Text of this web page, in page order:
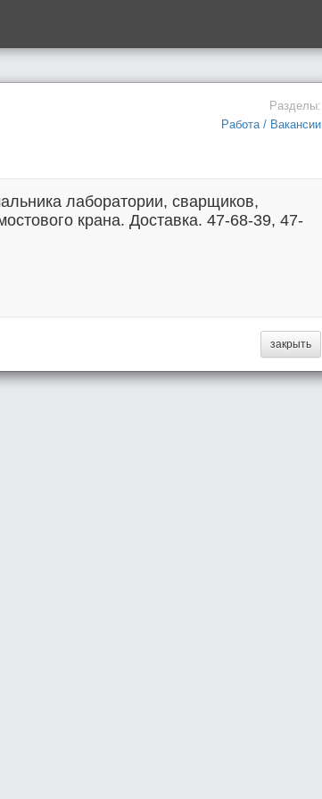
Разделы:
Работа / Вакансии
лаборатории, сварщиков,
крана. Доставка. 47-68-39, 47-
закрыть